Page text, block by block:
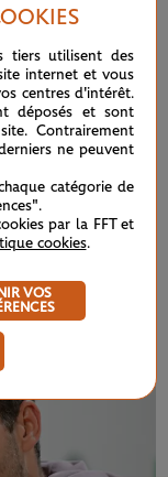
tiers utilisent des
internet et vous
centres d'intérêt.
déposés et sont
Contrairement
ne peuvent
catégorie de
par la FFT et
cookies.
VOS